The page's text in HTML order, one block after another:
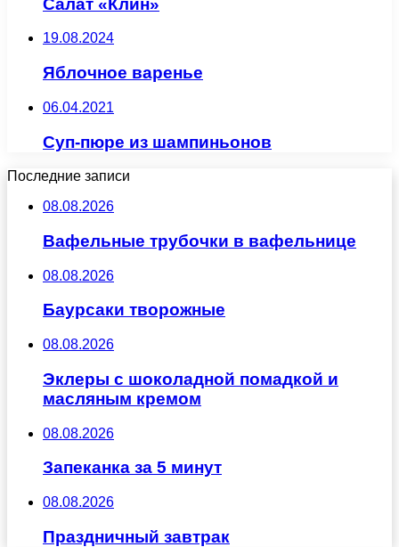
19.08.2024
Яблочное варенье
06.04.2021
Суп-пюре из шампиньонов
Последние записи
08.08.2026
Вафельные трубочки в вафельнице
08.08.2026
Баурсаки творожные
08.08.2026
Эклеры с шоколадной помадкой и
масляным кремом
08.08.2026
Запеканка за 5 минут
08.08.2026
Праздничный завтрак